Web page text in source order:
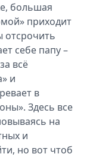
большая
приходит
отсрочить
себе папу –
всё
и
в
Здесь все
на
и
но вот чтоб